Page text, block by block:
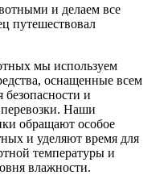
и делаем все
путешествовал
мы используем
оснащенные всем
и
Наши
обращают особое
и уделяют время для
температуры и
влажности.